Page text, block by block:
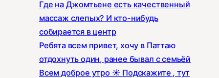
Где на Джомтьене есть качественный
массаж слепых? И кто-нибудь
собирается в центр
Ребята всем привет, хочу в Паттаю
отдохнуть один, ранее бывал с семьёй
Всем доброе утро ☀️ Подскажите , тут